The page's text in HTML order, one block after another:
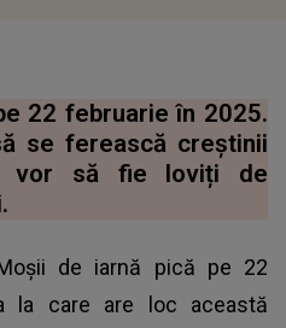
22 februarie în 2025.
se ferească creștinii
vor să fie loviți de
de iarnă pică pe 22
la care are loc această